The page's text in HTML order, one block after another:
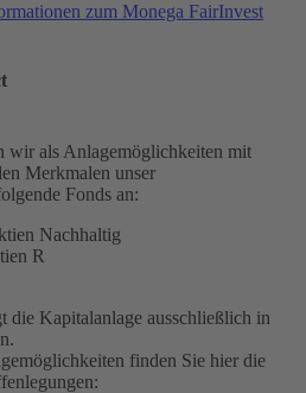
zum Monega FairInvest
wir als Anlagemöglichkeiten mit
Merkmalen unser
Fonds an:
Nachhaltig
R
die Kapitalanlage ausschließlich in
finden Sie hier die